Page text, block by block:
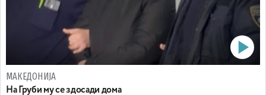
МАКЕДОНИЈА
На Груби му се здосади дома